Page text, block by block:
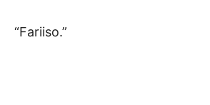
“Fariiso.”